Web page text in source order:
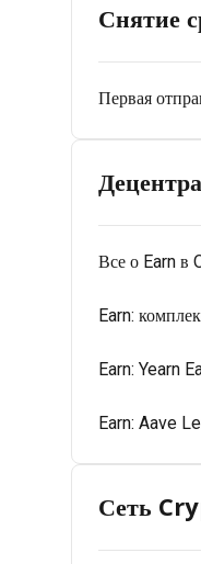
Снятие
Первая
Все о Earn в
Earn:
Earn: Yearn
Earn: Aave
Сеть